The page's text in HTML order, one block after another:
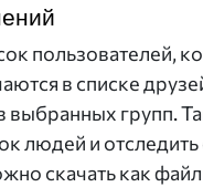
пользователей,
в списке
выбранных групп.
людей и
скачать как